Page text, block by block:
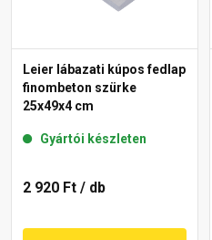
Leier lábazati kúpos fedlap
finombeton szürke
25x49x4 cm
Gyártói készleten
2 920 Ft / db